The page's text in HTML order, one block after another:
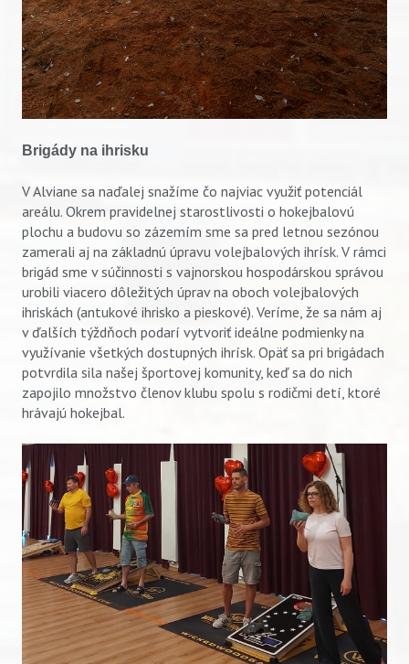
Brigády na ihrisku
V Alviane sa naďalej snažíme čo najviac využiť potenciál
areálu. Okrem pravidelnej starostlivosti o hokejbalovú
plochu a budovu so zázemím sme sa pred letnou sezónou
zamerali aj na základnú úpravu volejbalových ihrísk. V rámci
brigád sme v súčinnosti s vajnorskou hospodárskou správou
urobili viacero dôležitých úprav na oboch volejbalových
ihriskách (antukové ihrisko a pieskové). Veríme, že sa nám aj
v ďalších týždňoch podarí vytvoriť ideálne podmienky na
využívanie všetkých dostupných ihrísk. Opäť sa pri brigádach
potvrdila sila našej športovej komunity, keď sa do nich
zapojilo množstvo členov klubu spolu s rodičmi detí, ktoré
hrávajú hokejbal.